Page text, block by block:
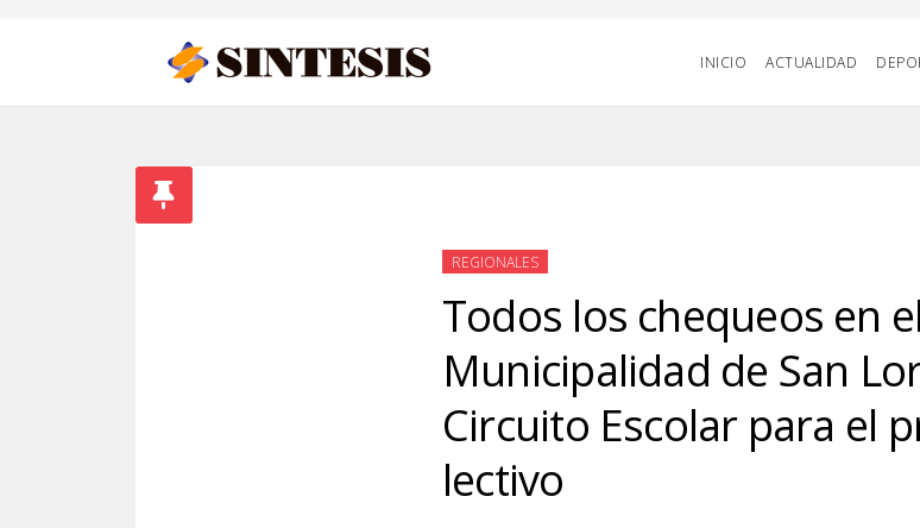
INICIO ACTUALIDAD
REGIONALES
Todos los chequeos en
Municipalidad de San
Circuito Escolar para el
lectivo